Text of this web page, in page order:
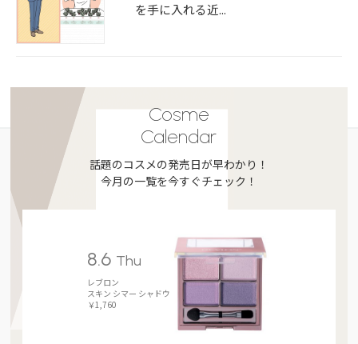
を手に入れる近...
Cosme
Calendar
話題のコスメの発売日が早わかり！
今月の一覧を今すぐチェック！
8.6 Thu
レブロン
スキン シマー シャドウ
￥1,760